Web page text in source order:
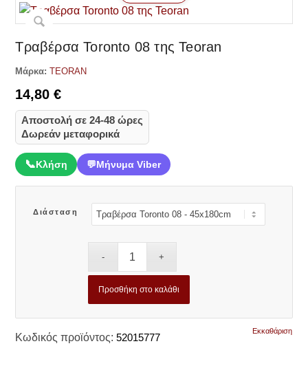
Τραβέρσα Toronto 08 της Teoran
Μάρκα: TEORAN
14,80€
Αποστολή σε 24-48 ώρες
Δωρεάν μεταφορικά
📞Κλήση 💬Μήνυμα Viber
Διάσταση
Εκκαθάριση
Προσθήκη στο καλάθι
Κωδικός προϊόντος: 52015777